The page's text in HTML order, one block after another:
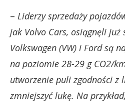
– Liderzy sprzedaży
jak Volvo Cars, osiągnęli już
Volkswagen (VW) i Ford są
na poziomie 28-29 g CO2/
utworzenie puli zgodności z
zmniejszyć lukę. Na